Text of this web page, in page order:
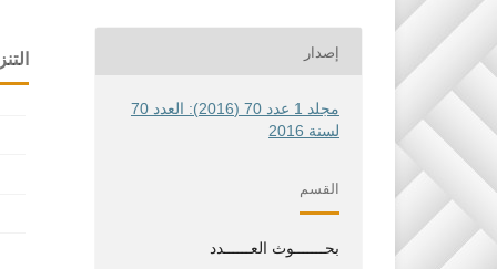
إصدار
مجلد 1 عدد 70 (2016): العدد 70
لسنة 2016
القسم
بحـــــــوث العــــــدد